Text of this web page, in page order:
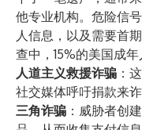
他专业机构。危险信
人信息，以及需要首
查中，15%的美国成
人道主义救援诈骗 ：
社交媒体呼吁捐款来
三角诈骗 ：威胁者创